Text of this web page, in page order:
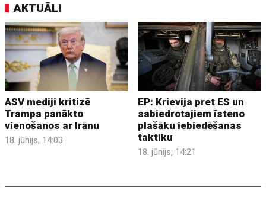
AKTUĀLI
ASV mediji kritizē
Trampa panākto
vienošanos ar Irānu
18. jūnijs, 14:03
EP: Krievija pret ES un
sabiedrotajiem īsteno
plašāku iebiedēšanas
taktiku
18. jūnijs, 14:21